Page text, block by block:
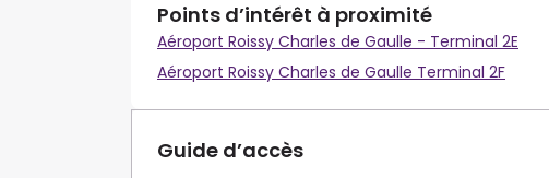
Points d’intérêt à proximité
Aéroport Roissy Charles de Gaulle - Terminal 2E
Aéroport Roissy Charles de Gaulle Terminal 2F
Guide d’accès